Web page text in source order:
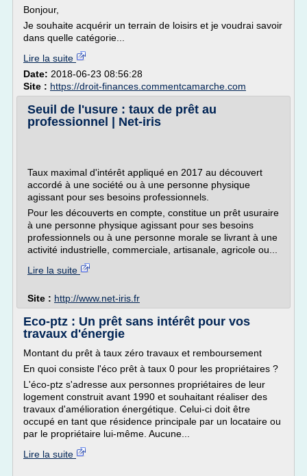
Bonjour,
Je souhaite acquérir un terrain de loisirs et je voudrai savoir
dans quelle catégorie...
Lire la suite
Date: 2018-06-23 08:56:28
Site : https://droit-finances.commentcamarche.com
Seuil de l'usure : taux de prêt au
professionnel | Net-iris
Taux maximal d'intérêt appliqué en 2017 au découvert
accordé à une société ou à une personne physique
agissant pour ses besoins professionnels.
Pour les découverts en compte, constitue un prêt usuraire
à une personne physique agissant pour ses besoins
professionnels ou à une personne morale se livrant à une
activité industrielle, commerciale, artisanale, agricole ou...
Lire la suite
Site : http://www.net-iris.fr
Eco-ptz : Un prêt sans intérêt pour vos
travaux d'énergie
Montant du prêt à taux zéro travaux et remboursement
En quoi consiste l'éco prêt à taux 0 pour les propriétaires ?
L'éco-ptz s'adresse aux personnes propriétaires de leur
logement construit avant 1990 et souhaitant réaliser des
travaux d'amélioration énergétique. Celui-ci doit être
occupé en tant que résidence principale par un locataire ou
par le propriétaire lui-même. Aucune...
Lire la suite